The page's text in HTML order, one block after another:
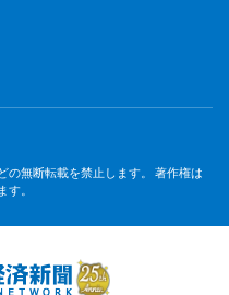
の無断転載を禁止します。 著作権は
。